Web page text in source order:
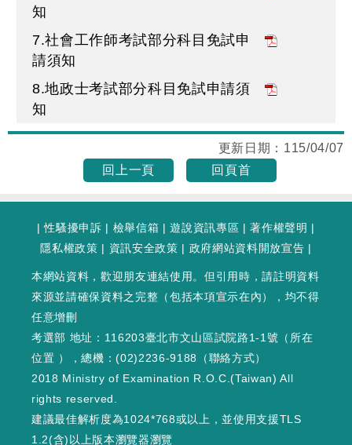
知
7.社會工作師考試部分科目免試申
請須知
8.地政士考試部分科目免試申請須
知
更新日期： 115/04/07
回上一頁
回頁首
|性騷擾申訴 | 檢舉信箱 |遊說資訊專區 |著作權聲明 |
隱私權政策 | 資訊安全政策 | 政府網站資料開放宣告 |
本網站資料，歡迎朋友連結使用。但引用時，請註明資料
來源並請確保資料之完整（包括本項宣示在內），均不得
任意增刪
考選部 地址：116203臺北市文山區試院路1-1號（ 所在
位置 ），總機：(02)2236-9188（聯絡方式）
2018 Ministry of Examination R.O.C.(Taiwan) All
rights reserved.
建議最佳解析度為1024*768或以上，並使用支援TLS
1.2(含)以上版本瀏覽器瀏覽